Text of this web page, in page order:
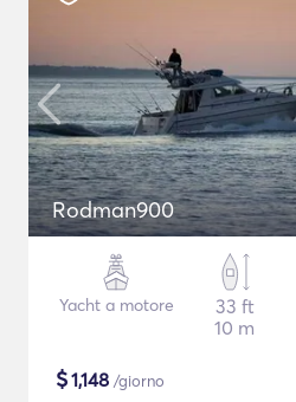
Rodman900
Yacht a motore
33 ft
10 m
$1,148 /giorno